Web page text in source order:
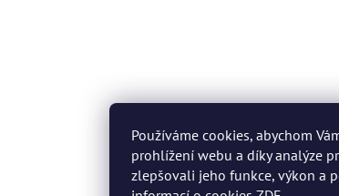
Používáme cookies, abychom
prohlížení webu a díky analýze
zlepšovali jeho funkce, výkon a